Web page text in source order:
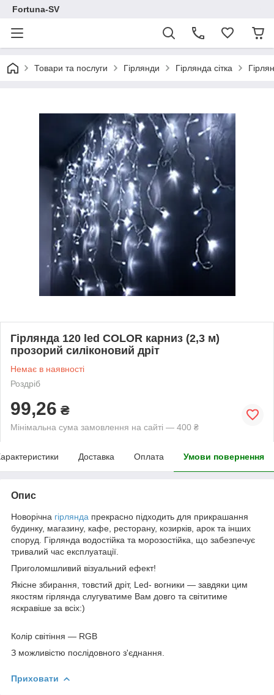
Fortuna-SV
Товари та послуги Гірлянди Гірлянда сітка
Гірлянда 120 led COLOR карниз (2,3 м)
прозорий силіконовий дріт
Немає в наявності
Роздріб
99,26 ₴
Мінімальна сума замовлення на сайті — 400 ₴
Доставка Оплата Умови повернення
Опис
Новорічна гірлянда прекрасно підходить для прикрашання
будинку, магазину, кафе, ресторану, козирків, арок та інших
споруд. Гірлянда водостійка та морозостійка, що забезпечує
тривалий час експлуатації.
Приголомшливий візуальний ефект!
Якісне збирання, товстий дріт, Led- вогники — завдяки цим
якостям гірлянда слугуватиме Вам довго та світитиме
яскравіше за всіх:)
Колір світіння — RGB
З можливістю послідовного з'єднання.
Приховати